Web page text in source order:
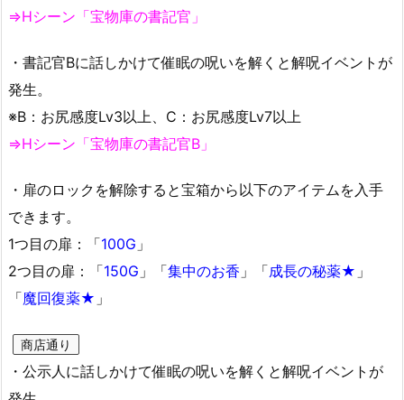
⇒Hシーン「宝物庫の書記官」
・書記官Bに話しかけて催眠の呪いを解くと解呪イベントが
発生。
※B：お尻感度Lv3以上、C：お尻感度Lv7以上
⇒Hシーン「宝物庫の書記官B」
・扉のロックを解除すると宝箱から以下のアイテムを入手
できます。
1つ目の扉：「100G 」
2つ目の扉：「150G 」「集中のお香 」「成長の秘薬★ 」
「魔回復薬★ 」
商店通り
・公示人に話しかけて催眠の呪いを解くと解呪イベントが